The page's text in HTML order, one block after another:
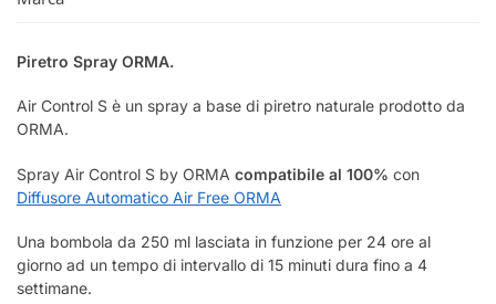
Piretro Spray ORMA.
Air Control S è un spray a base di piretro naturale prodotto da
ORMA.
Spray Air Control S by ORMA compatibile al 100% con
Diffusore Automatico Air Free ORMA
Una bombola da 250 ml lasciata in funzione per 24 ore al
giorno ad un tempo di intervallo di 15 minuti dura fino a 4
settimane.